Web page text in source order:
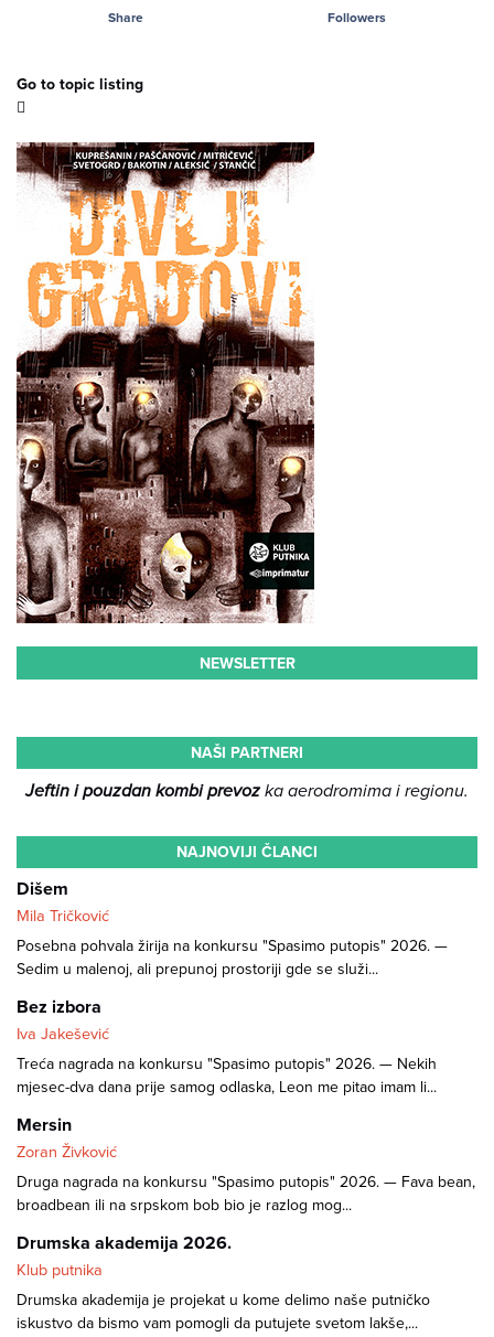
Share Followers
Go to topic listing
NEWSLETTER
NAŠI PARTNERI
Jeftin i pouzdan kombi prevozka aerodromima i regionu.
NAJNOVIJI ČLANCI
Dišem
Mila Tričković
Posebna pohvala žirija na konkursu "Spasimo putopis" 2026. —
Sedim u malenoj, ali prepunoj prostoriji gde se služi...
Bez izbora
Iva Jakešević
Treća nagrada na konkursu "Spasimo putopis" 2026. — Nekih
mjesec-dva dana prije samog odlaska, Leon me pitao imam li...
Mersin
Zoran Živković
Druga nagrada na konkursu "Spasimo putopis" 2026. — Fava bean,
broadbean ili na srpskom bob bio je razlog mog...
Drumska akademija 2026.
Klub putnika
Drumska akademija je projekat u kome delimo naše putničko
iskustvo da bismo vam pomogli da putujete svetom lakše,...